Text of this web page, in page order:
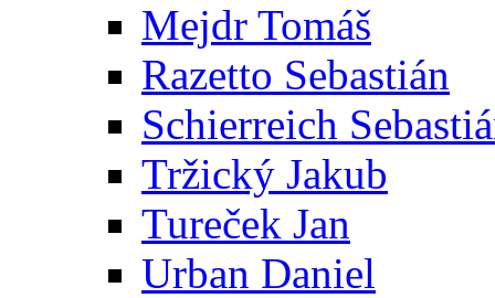
Mejdr Tomáš
Razetto Sebastián
Schierreich
Tržický Jakub
Tureček Jan
Urban Daniel